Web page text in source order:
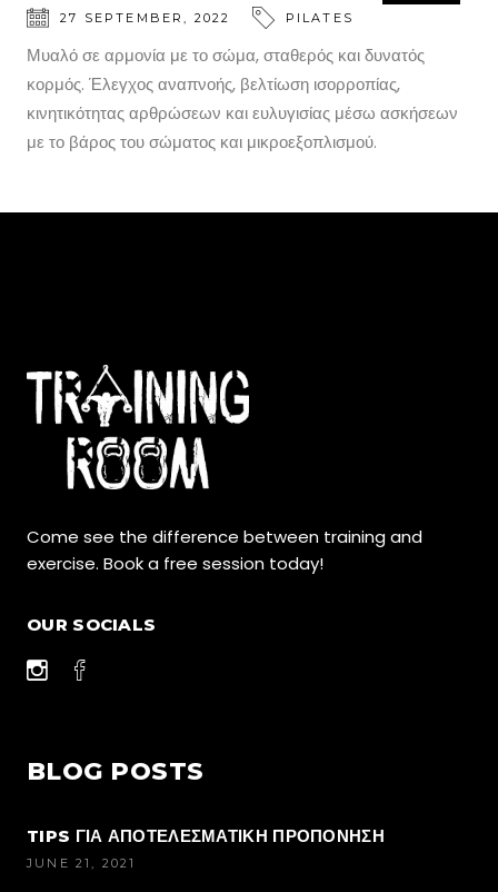
27 SEPTEMBER 2022 PILATES
Μυαλό σε αρμονία με το σώμα, σταθερός και δυνατός
κορμός. Έλεγχος αναπνοής, βελτίωση ισορροπίας,
κινητικότητας αρθρώσεων και ευλυγισίας μέσω ασκήσεων
με το βάρος του σώματος και μικροεξοπλισμού.
Come see the difference between training and
exercise. Book a free session today!
OUR SOCIALS
BLOG POSTS
TIPS ΓΙΑ ΑΠΟΤΕΛΕΣΜΑΤΙΚΗ ΠΡΟΠΟΝΗΣΗ
JUNE 21, 2021